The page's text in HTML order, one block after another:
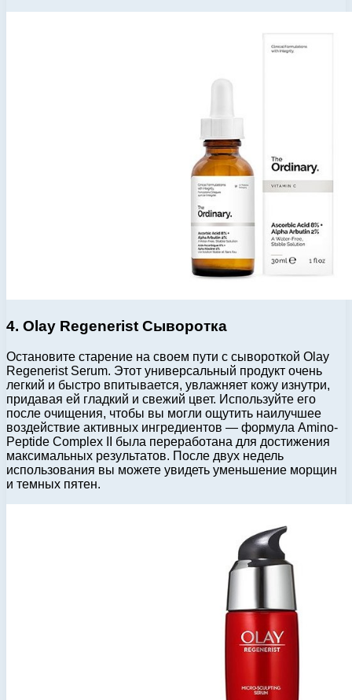
4. Olay Regenerist Сыворотка
Остановите старение на своем пути с сывороткой Olay
Regenerist Serum. Этот универсальный продукт очень
легкий и быстро впитывается, увлажняет кожу изнутри,
придавая ей гладкий и свежий цвет. Используйте его
после очищения, чтобы вы могли ощутить наилучшее
воздействие активных ингредиентов — формула Amino-
Peptide Complex II была переработана для достижения
максимальных результатов. После двух недель
использования вы можете увидеть уменьшение морщин
и темных пятен.